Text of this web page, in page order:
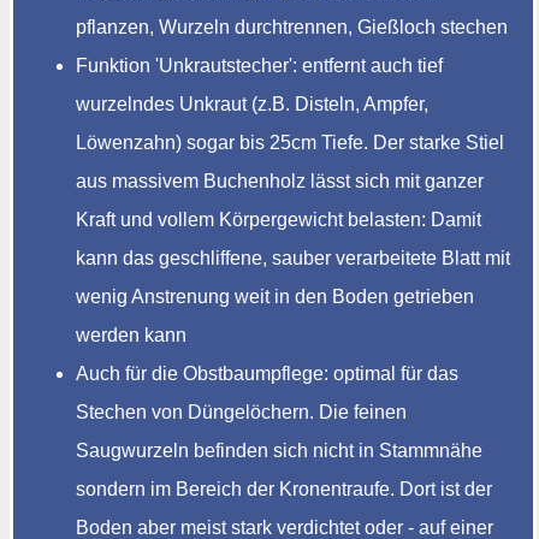
pflanzen, Wurzeln durchtrennen, Gießloch stechen
Funktion 'Unkrautstecher': entfernt auch tief
wurzelndes Unkraut (z.B. Disteln, Ampfer,
Löwenzahn) sogar bis 25cm Tiefe. Der starke Stiel
aus massivem Buchenholz lässt sich mit ganzer
Kraft und vollem Körpergewicht belasten: Damit
kann das geschliffene, sauber verarbeitete Blatt mit
wenig Anstrenung weit in den Boden getrieben
werden kann
Auch für die Obstbaumpflege: optimal für das
Stechen von Düngelöchern. Die feinen
Saugwurzeln befinden sich nicht in Stammnähe
sondern im Bereich der Kronentraufe. Dort ist der
Boden aber meist stark verdichtet oder - auf einer